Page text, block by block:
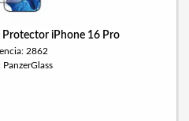
Protector iPhone 16 Pro
2862
PanzerGlass